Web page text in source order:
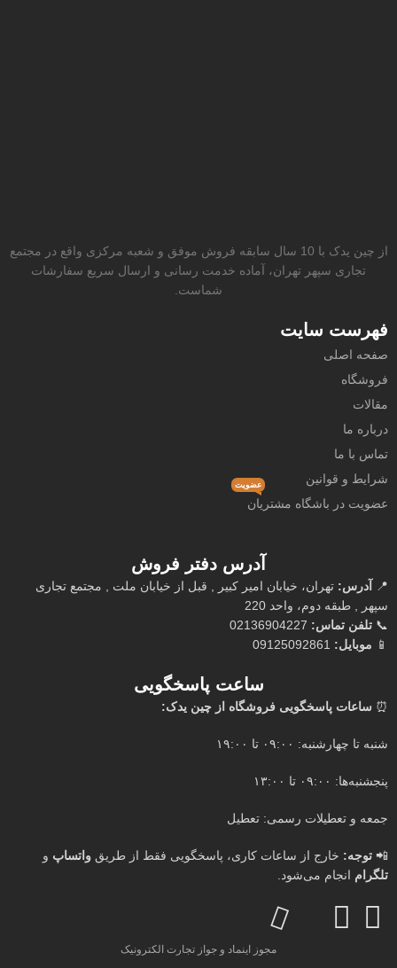
از چین یدک با 10 سال سابقه فروش موفق و شعبه مرکزی واقع در مجتمع
تجاری سپهر تهران، آماده خدمت رسانی و ارسال سریع سفارشات
شماست.
فهرست سایت
صفحه اصلی
فروشگاه
مقالات
درباره ما
تماس با ما
شرایط و قوانین
عضویت در باشگاه مشتریان
عضویت
آدرس دفتر فروش
📍 آدرس: تهران، خیابان امیر کبیر , قبل از خیابان ملت , مجتمع تجاری
سپهر , طبقه دوم، واحد 220
📞 تلفن تماس:
📱 موبایل:
ساعت پاسخگویی
⏰ ساعات پاسخگویی فروشگاه از چین یدک:
شنبه تا چهارشنبه: ۰۹:۰۰ تا ۱۹:۰۰
پنجشنبه‌ها: ۰۹:۰۰ تا ۱۳:۰۰
جمعه و تعطیلات رسمی: تعطیل
📲 توجه: خارج از ساعات کاری، پاسخگویی فقط از طریق واتساپ و
تلگرام انجام می‌شود.
مجوز اینماد و جواز تجارت الکترونیک